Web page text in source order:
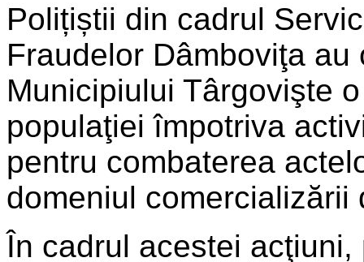
Polițiștii din cadrul
Fraudelor Dâmboviţa
Municipiului Târgovişte
populaţiei împotriva
pentru combaterea
domeniul
În cadrul acestei